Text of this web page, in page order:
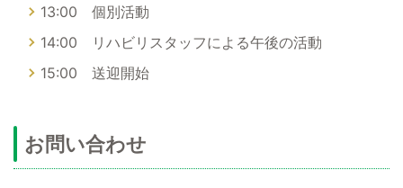
13:00 個別活動
14:00 リハビリスタッフによる午後の活動
15:00 送迎開始
お問い合わせ